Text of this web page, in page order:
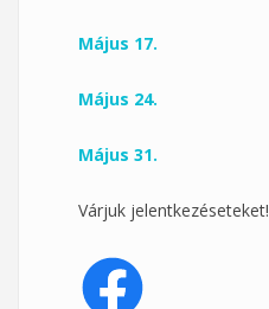
Május 17.
Május 24.
Május 31.
Várjuk jelentkezéseteket!